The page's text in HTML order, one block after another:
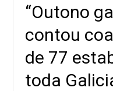
“Outono
contou
de 77
toda